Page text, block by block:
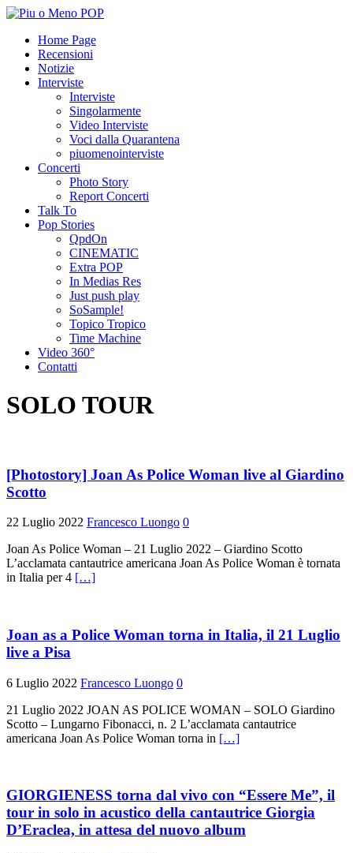
Home Page
Recensioni
Notizie
Interviste
Interviste
Singolarmente
Video Interviste
Voci dalla Quarantena
piuomenointerviste
Concerti
Photo Story
Report Concerti
Talk To
Pop Stories
QpdOn
CINEMATIC
Extra POP
In Medias Res
Just push play
SoSample!
Topico Tropico
Time Machine
Video 360°
Contatti
SOLO TOUR
[Photostory] Joan As Police Woman live al Giardino
Scotto
22 Luglio 2022 Francesco Luongo 0
Joan As Police Woman – 21 Luglio 2022 – Giardino Scotto
L’acclamata cantautrice americana Joan As Police Woman è tornata
in Italia per 4 […]
Joan as a Police Woman torna in Italia, il 21 Luglio
live a Pisa
6 Luglio 2022 Francesco Luongo 0
21 Luglio 2022 JOAN AS POLICE WOMAN – SOLO Giardino
Scotto – Lungarno Fibonacci, n. 2 L’acclamata cantautrice
americana Joan As Police Woman torna in […]
GIORGIENESS torna dal vivo con “Essere Me”, il
tour in solo in acustico della cantautrice Giorgia
D’Eraclea, in attesa del nuovo album